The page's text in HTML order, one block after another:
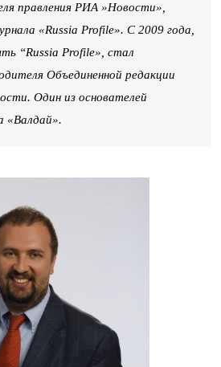
правления РИА »Новости»,
«Russia Profile». C 2009 года,
“Russia Profile», стал
Объединенной редакции
Один из основателей
«Валдай».